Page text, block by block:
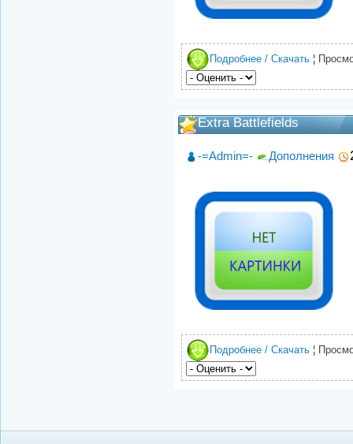
Подробнее / Скачать ¦
Extra Battlefields
-=Admin=- Дополнения
Подробнее / Скачать ¦